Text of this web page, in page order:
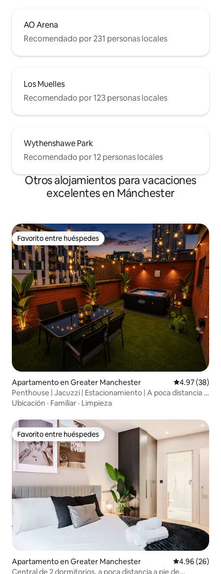
AO Arena
Recomendado por 231 personas locales
Los Muelles
Recomendado por 123 personas locales
Wythenshawe Park
Recomendado por 12 personas locales
Otros alojamientos para vacaciones
excelentes en Mánchester
Favorito entre huéspedes
Favorito entre huéspedes
Apartamento en Greater Manchester Calificación
4.97 (38)
Penthouse | Jacuzzi | Estacionamiento | A poca distancia a
pie del AO Arena
Ubicación · Familiar · Limpieza
Favorito entre huéspedes
Favorito entre huéspedes
Apartamento en Greater Manchester Calificación
4.96 (26)
Central de 2 dormitorios, a poca distancia a pie de